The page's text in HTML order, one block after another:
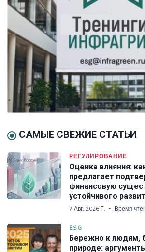
САМЫЕ СВЕЖИЕ СТАТЬИ
РЕГУЛИРОВАНИЕ
Оценка влияния:
предлагает
финансовую
устойчивого
7 Авг. 2026 Г. Время
ESG
Бережно к людям,
природе: